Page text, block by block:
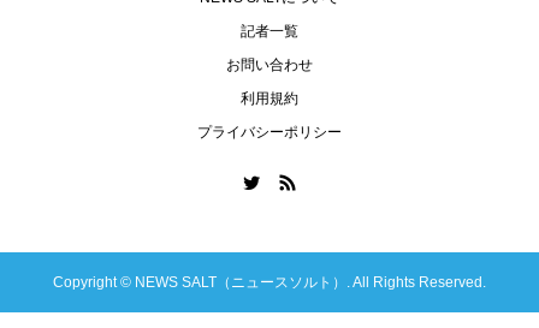
記者一覧
お問い合わせ
利用規約
プライバシーポリシー
Copyright © NEWS SALT（ニュースソルト）. All Rights Reserved.